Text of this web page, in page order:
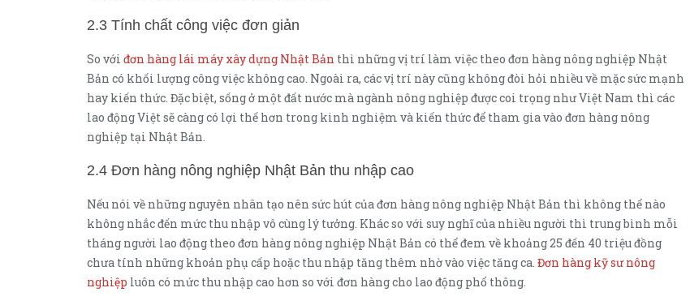
2.3 Tính chất công việc đơn giản
So với đơn hàng lái máy xây dựng Nhật Bản thì những vị trí làm việc theo đơn hàng nông nghiệp Nhật
Bản có khối lượng công việc không cao. Ngoài ra, các vị trí này cũng không đòi hỏi nhiều về mặc sức mạnh
hay kiến thức. Đặc biệt, sống ở một đất nước mà ngành nông nghiệp được coi trọng như Việt Nam thì các
lao động Việt sẽ càng có lợi thế hơn trong kinh nghiệm và kiến thức để tham gia vào đơn hàng nông
nghiệp tại Nhật Bản.
2.4 Đơn hàng nông nghiệp Nhật Bản thu nhập cao
Nếu nói về những nguyên nhân tạo nên sức hút của đơn hàng nông nghiệp Nhật Bản thì không thể nào
không nhắc đến mức thu nhập vô cùng lý tưởng. Khác so với suy nghĩ của nhiều người thì trung bình mỗi
tháng người lao động theo đơn hàng nông nghiệp Nhật Bản có thể đem về khoảng 25 đến 40 triệu đồng
chưa tính những khoản phụ cấp hoặc thu nhập tăng thêm nhờ vào việc tăng ca. Đơn hàng kỹ sư nông
nghiệp luôn có mức thu nhập cao hơn so với đơn hàng cho lao động phổ thông.